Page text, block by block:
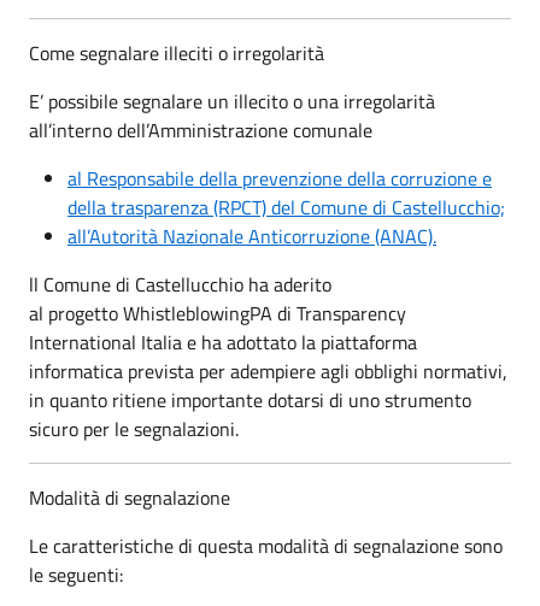
Come segnalare illeciti o irregolarità
E’ possibile segnalare un illecito o una irregolarità
all’interno dell’Amministrazione comunale
al Responsabile della prevenzione della corruzione e
della trasparenza (RPCT) del Comune di Castellucchio;
all’Autorità Nazionale Anticorruzione (ANAC).
ll Comune di Castellucchio ha aderito
al progetto WhistleblowingPA di Transparency
International Italia e ha adottato la piattaforma
informatica prevista per adempiere agli obblighi normativi,
in quanto ritiene importante dotarsi di uno strumento
sicuro per le segnalazioni.
Modalità di segnalazione
Le caratteristiche di questa modalità di segnalazione sono
le seguenti: